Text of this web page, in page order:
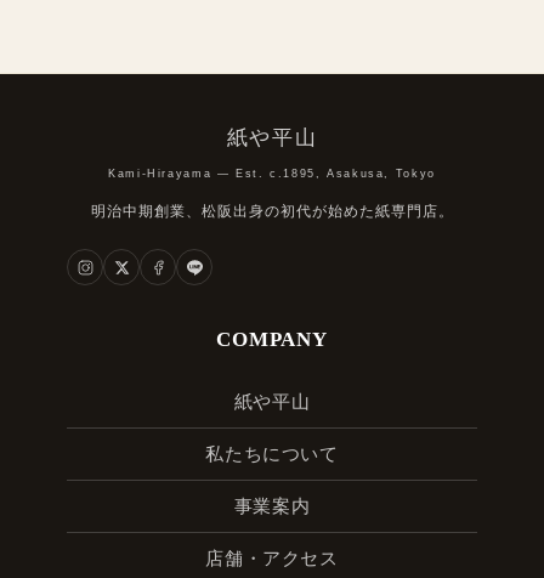
紙や平山
Kami-Hirayama — Est. c.1895, Asakusa, Tokyo
明治中期創業、松阪出身の初代が始めた紙専門店。
COMPANY
紙や平山
私たちについて
事業案内
店舗・アクセス